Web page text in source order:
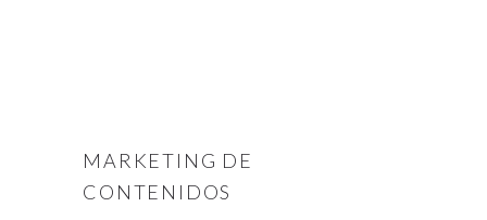
MARKETING DE
CONTENIDOS